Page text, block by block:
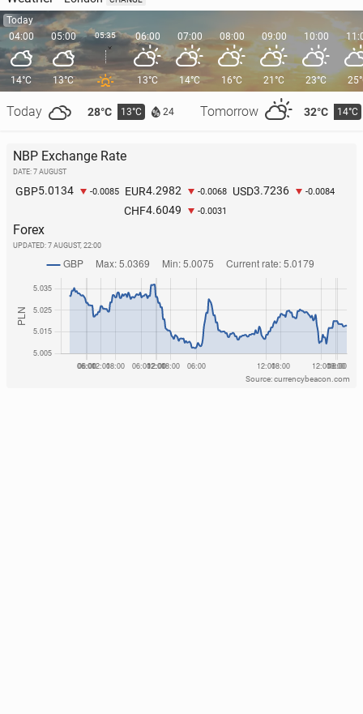
Today
04:00
14°C
Today 28°C 13°C 24 Tomorrow 32°C 14°C
05:00
13°C
05:35 06:00
13°C
07:00
14°C
08:00
16°C
09:00
21°C
10:00
23°C
NBP Exchange Rate
DATE: 7 AUGUST
GBP5.0134 -0.0085 EUR4.2982 -0.0068 USD3.7236 -0.0084
CHF4.6049 -0.0031
Forex
UPDATED: 7 AUGUST, 22:00
Source: currencybeacon.com